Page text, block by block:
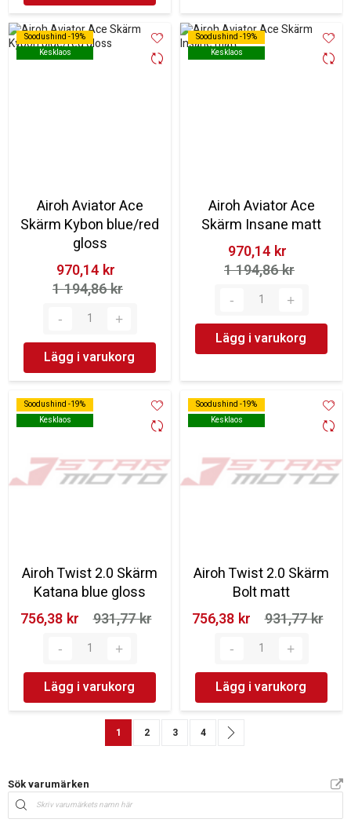
Soodushind -19%
Kesklaos
Soodushind -19%
Kesklaos
Airoh Aviator Ace
Skärm Kybon blue/red
gloss
970,14 kr‎
1 194,86 kr‎
Lägg i varukorg
Soodushind -19%
Kesklaos
Soodushind -19%
Kesklaos
Airoh Aviator Ace
Skärm Insane matt
970,14 kr‎
1 194,86 kr‎
Lägg i varukorg
Soodushind -19%
Kesklaos
Soodushind -19%
Kesklaos
Airoh Twist 2.0 Skärm
Katana blue gloss
756,38 kr‎
931,77 kr‎
Lägg i varukorg
Soodushind -19%
Kesklaos
Soodushind -19%
Kesklaos
Airoh Twist 2.0 Skärm
Bolt matt
756,38 kr‎
931,77 kr‎
Lägg i varukorg
SidaYou're currently reading page
1 Sida
2 Sida
3 Sida
4
Sök varumärken